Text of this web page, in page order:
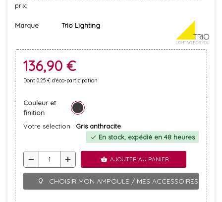
prix.
Marque Trio Lighting
136,90 €
Dont 0,25 € d'éco-participation
Couleur et
finition
Votre sélection : Gris anthracite
check En stock, expédié en 48 heures
remove add shopping_basket AJOUTER AU PANIER
lightbulb_outline CHOISIR MON AMPOULE / MES ACCESSOIRES